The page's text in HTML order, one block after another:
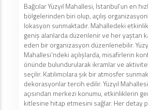
Bağcılar Yüzyıl Mahallesi, İstanbul’un en
bölgelerinden biri olup, açılış
lokasyon sunmaktadır. Mahalledeki
geniş alanlarda düzenlenir ve her yaştan
eden bir organizasyon düzenlenebilir.
Mahallesi’ndeki açılışlarda, misafirlerin
önünde bulundurularak ikramlar ve
seçilir. Katılımcılara şık bir atmosfer
dekorasyonlar tercih edilir. Yüzyıl
açısından merkezi konumu, etkinliklerin
kitlesine hitap etmesini sağlar. Her detay